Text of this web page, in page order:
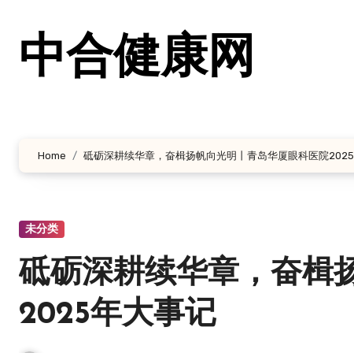
中合健康网
Home 砥砺深耕续华章，奋楫扬帆向光明丨青岛华厦眼科医院
未分类
砥砺深耕续华章，奋楫
2025年大事记